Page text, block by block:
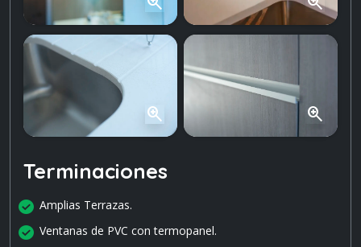
zoom_in zoom_in
Terminaciones
Amplias Terrazas.
Ventanas de PVC con termopanel.